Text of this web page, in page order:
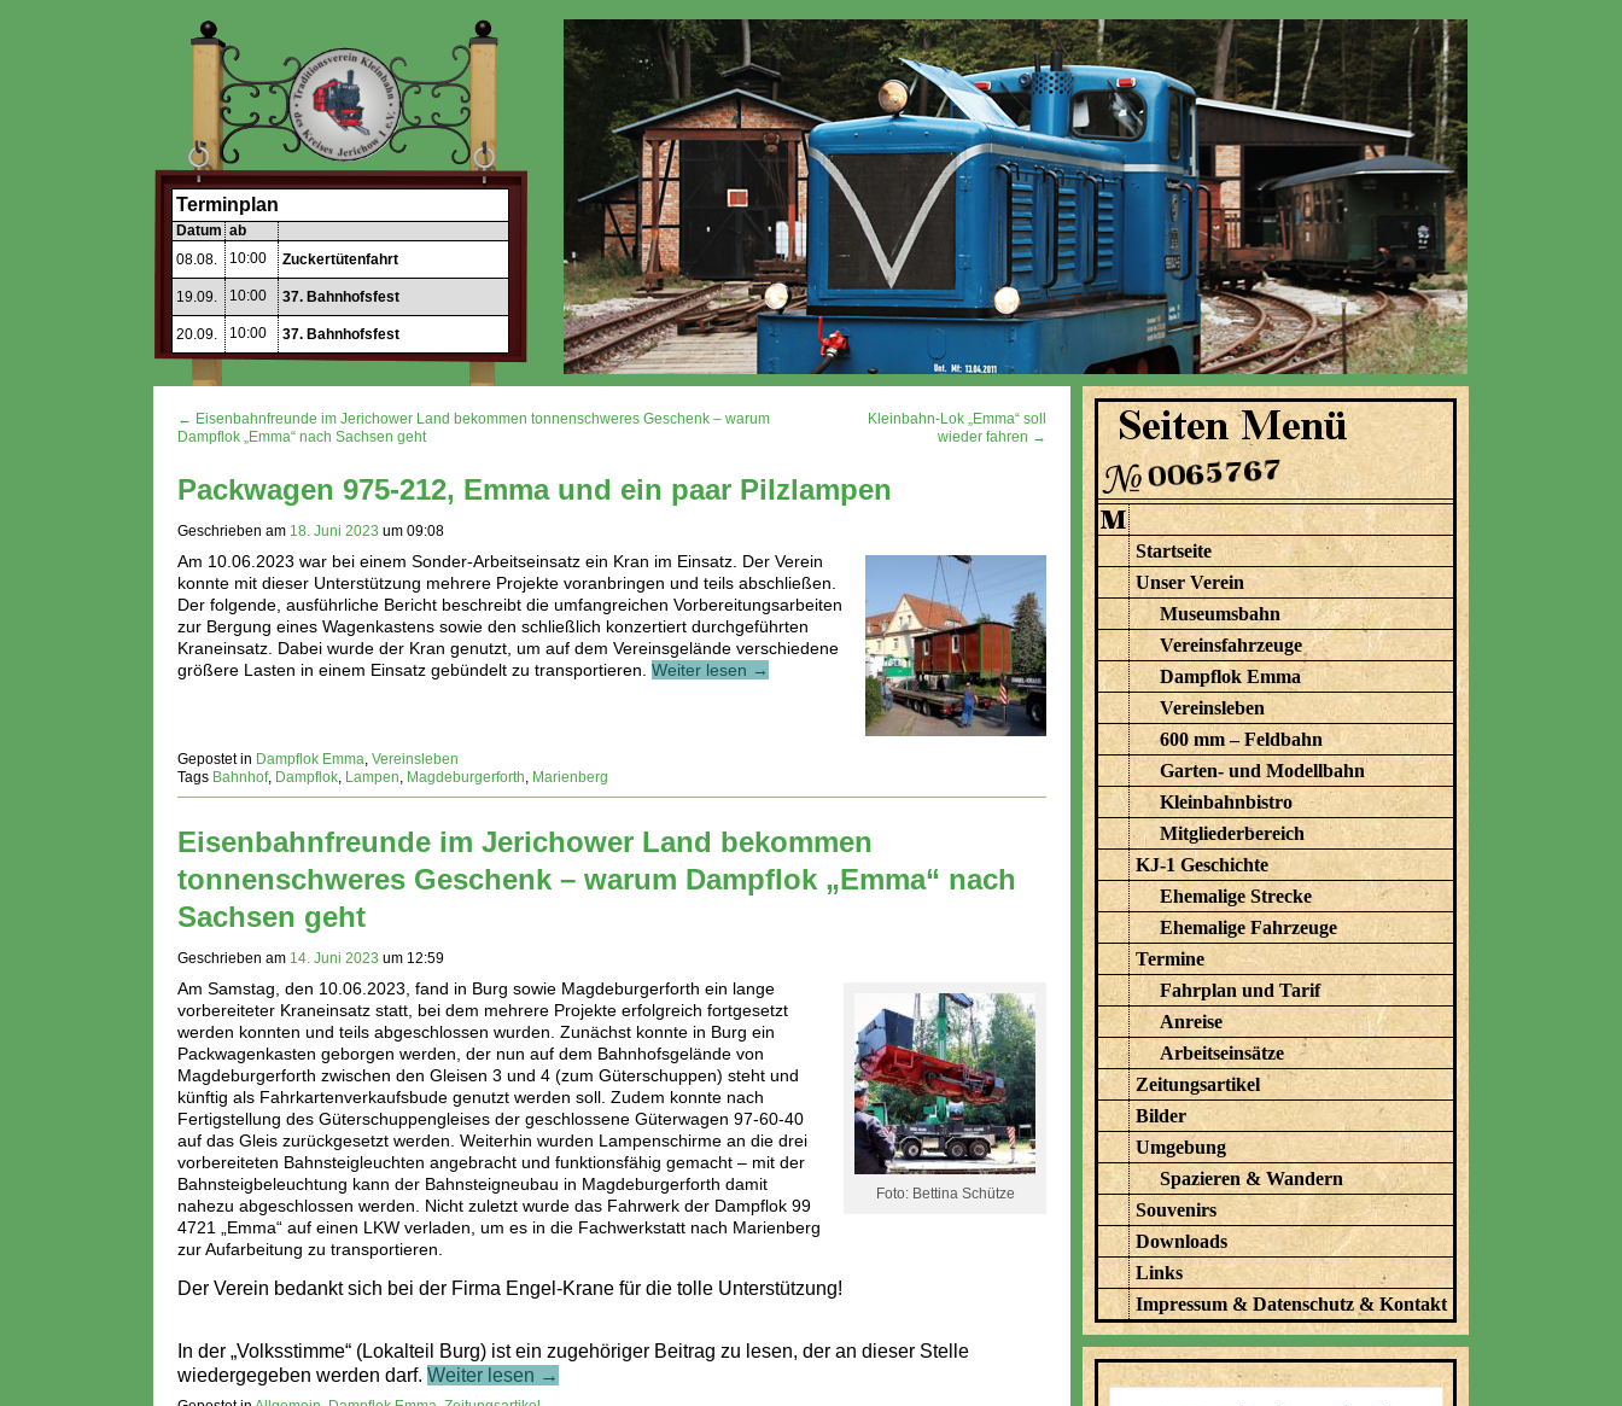
Terminplan
Datum ab
08.08.
10:00 Zuckertütenfahrt
19.09. 10:00 37. Bahnhofsfest
20.09. 10:00 37. Bahnhofsfest
← Eisenbahnfreunde im Jerichower Land bekommen tonnenschweres Geschenk – warum
Dampflok „Emma“ nach Sachsen geht
Kleinbahn-Lok „Emma“ soll
wieder fahren →
Packwagen 975-212, Emma und ein paar Pilzlampen
Geschrieben am 18. Juni 2023 um 09:08
Am 10.06.2023 war bei einem Sonder-Arbeitseinsatz ein Kran im Einsatz. Der Verein
konnte mit dieser Unterstützung mehrere Projekte voranbringen und teils abschließen.
Der folgende, ausführliche Bericht beschreibt die umfangreichen Vorbereitungsarbeiten
zur Bergung eines Wagenkastens sowie den schließlich konzertiert durchgeführten
Kraneinsatz. Dabei wurde der Kran genutzt, um auf dem Vereinsgelände verschiedene
größere Lasten in einem Einsatz gebündelt zu transportieren. Weiter lesen →
Gepostet in Dampflok Emma, Vereinsleben
Tags Bahnhof, Dampflok, Lampen, Magdeburgerforth, Marienberg
Eisenbahnfreunde im Jerichower Land bekommen
tonnenschweres Geschenk – warum Dampflok „Emma“ nach
Sachsen geht
Geschrieben am 14. Juni 2023 um 12:59
Foto: Bettina Schütze
Am Samstag, den 10.06.2023, fand in Burg sowie Magdeburgerforth ein lange
vorbereiteter Kraneinsatz statt, bei dem mehrere Projekte erfolgreich fortgesetzt
werden konnten und teils abgeschlossen wurden. Zunächst konnte in Burg ein
Packwagenkasten geborgen werden, der nun auf dem Bahnhofsgelände von
Magdeburgerforth zwischen den Gleisen 3 und 4 (zum Güterschuppen) steht und
künftig als Fahrkartenverkaufsbude genutzt werden soll. Zudem konnte nach
Fertigstellung des Güterschuppengleises der geschlossene Güterwagen 97-60-40
auf das Gleis zurückgesetzt werden. Weiterhin wurden Lampenschirme an die drei
vorbereiteten Bahnsteigleuchten angebracht und funktionsfähig gemacht – mit der
Bahnsteigbeleuchtung kann der Bahnsteigneubau in Magdeburgerforth damit
nahezu abgeschlossen werden. Nicht zuletzt wurde das Fahrwerk der Dampflok 99
4721 „Emma“ auf einen LKW verladen, um es in die Fachwerkstatt nach Marienberg
zur Aufarbeitung zu transportieren.
Der Verein bedankt sich bei der Firma Engel-Krane für die tolle Unterstützung!
In der „Volksstimme“ (Lokalteil Burg) ist ein zugehöriger Beitrag zu lesen, der an dieser Stelle
wiedergegeben werden darf. Weiter lesen →
Startseite
Unser Verein
Museumsbahn
Vereinsfahrzeuge
Dampflok Emma
Vereinsleben
600 mm – Feldbahn
Garten- und Modellbahn
Kleinbahnbistro
Mitgliederbereich
KJ-1 Geschichte
Ehemalige Strecke
Ehemalige Fahrzeuge
Termine
Fahrplan und Tarif
Anreise
Arbeitseinsätze
Zeitungsartikel
Bilder
Umgebung
Spazieren & Wandern
Souvenirs
Downloads
Links
Impressum & Datenschutz & Kontakt